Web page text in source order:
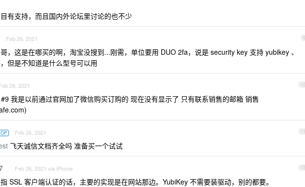
有支持，而且国内外论坛里讨论的也不少
9
Feb 26, 2021
，这是在哪买的啊，淘宝没搜到...刚需，单位要用 DUO 2fa，说是 security key 支持 yubikey 、
但是不知道是什么型号可以用
10
26, 2021
#9 我是以前通过官网加了微信购买订购的 现在没有显示了 只有联系销售的邮箱 销售
)
11
OP Feb 26, 2021
飞天诚信文档齐全吗 准备买一个试试
12
Feb 26, 2021 via iPhone
SSL 客户端认证的话，主要的实现是在网站那边。YubiKey 不需要装驱动，别的都要。